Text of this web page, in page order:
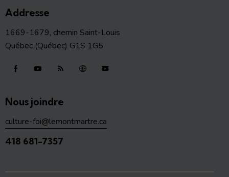
Addresse
1669-1679, chemin Saint-Louis
Québec (Québec) G1S 1G5
Nous joindre
culture-foi@lemontmartre.ca
418 681-7357